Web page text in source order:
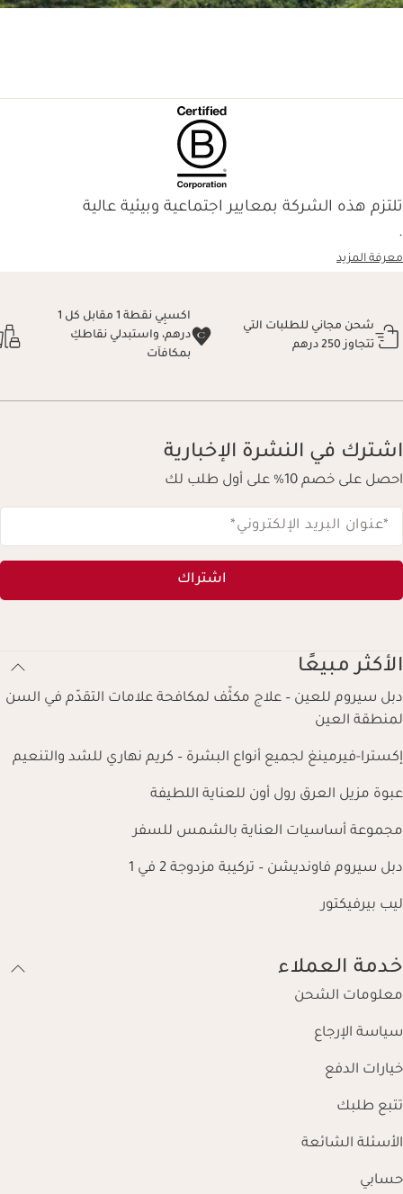
تلتزم هذه الشركة بمعايير اجتماعية وبيئية عالية
.
معرفة المزيد
شحن مجاني للطلبات التي
تتجاوز 250 درهم
اكسبِي نقطة 1 مقابل كل 1
درهم، واستبدلي نقاطكِ
بمكافآت
اشترك في النشرة الإخبارية
احصل على خصم 10% على أول طلب لك
*عنوان البريد الإلكتروني*
اشتراك
الأكثر مبيعًا
دبل سيروم للعين – علاج مكثّف لمكافحة علامات التقدّم في السن
لمنطقة العين
إكسترا-فيرمينغ لجميع أنواع البشرة – كريم نهاري للشد والتنعيم
عبوة مزيل العرق رول أون للعناية اللطيفة
مجموعة أساسيات العناية بالشمس للسفر
دبل سيروم فاونديشن – تركيبة مزدوجة 2 في 1
ليب بيرفيكتور
خدمة العملاء
معلومات الشحن
سياسة الإرجاع
خيارات الدفع
تتبع طلبك
الأسئلة الشائعة
حسابي